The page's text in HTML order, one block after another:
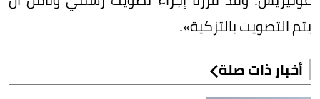
يتم التصويت بالتزكية».
أخبار ذات صلة